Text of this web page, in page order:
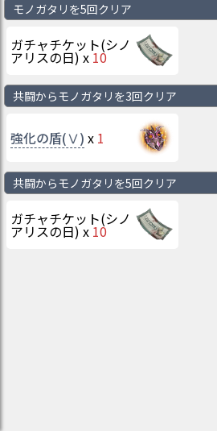
モノガタリを5回クリア
ガチャチケット(シノ
アリスの日)x10
共闘からモノガタリを3回クリア
強化の盾(Ⅴ) x 1
共闘からモノガタリを5回クリア
ガチャチケット(シノ
アリスの日)x10